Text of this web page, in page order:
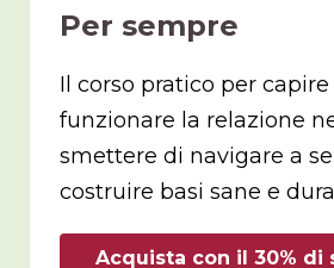
Per sempre
Il corso pratico per
funzionare la relazione
smettere di navigare a
costruire basi sane e
Acquista con il 30% di